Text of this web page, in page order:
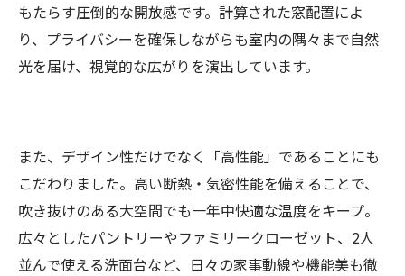
もたらす圧倒的な開放感です。計算された窓配置によ
り、プライバシーを確保しながらも室内の隅々まで自然
光を届け、視覚的な広がりを演出しています。
また、デザイン性だけでなく「高性能」であることにも
こだわりました。高い断熱・気密性能を備えることで、
吹き抜けのある大空間でも一年中快適な温度をキープ。
広々としたパントリーやファミリークローゼット、2人
並んで使える洗面台など、日々の家事動線や機能美も徹